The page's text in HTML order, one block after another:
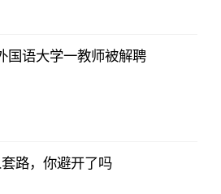
国语大学一教师被解聘
路，你避开了吗